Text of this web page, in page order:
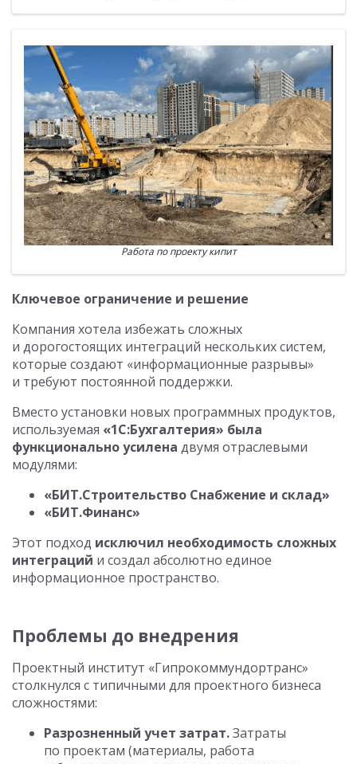
Работа по проекту кипит
Ключевое ограничение и решение
Компания хотела избежать сложных
и дорогостоящих интеграций нескольких систем,
которые создают «информационные разрывы»
и требуют постоянной поддержки.
Вместо установки новых программных продуктов,
используемая «1С:Бухгалтерия» была
функционально усилена двумя отраслевыми
модулями:
«БИТ.Строительство Снабжение и склад»
«БИТ.Финанс»
Этот подход исключил необходимость сложных
интеграций и создал абсолютно единое
информационное пространство.
Проблемы до внедрения
Проектный институт «Гипрокоммундортранс»
столкнулся с типичными для проектного бизнеса
сложностями:
Разрозненный учет затрат.Затраты
по проектам (материалы, работа